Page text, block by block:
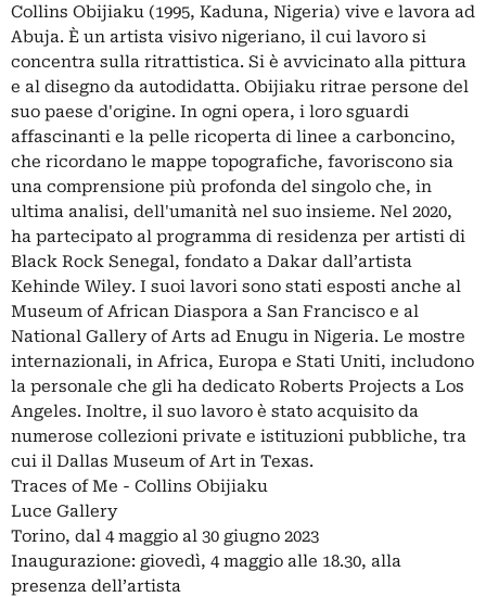
Collins Obijiaku (1995, Kaduna, Nigeria) vive e lavora ad
Abuja. È un artista visivo nigeriano, il cui lavoro si
concentra sulla ritrattistica. Si è avvicinato alla pittura
e al disegno da autodidatta. Obijiaku ritrae persone del
suo paese d'origine. In ogni opera, i loro sguardi
affascinanti e la pelle ricoperta di linee a carboncino,
che ricordano le mappe topografiche, favoriscono sia
una comprensione più profonda del singolo che, in
ultima analisi, dell'umanità nel suo insieme. Nel 2020,
ha partecipato al programma di residenza per artisti di
Black Rock Senegal, fondato a Dakar dall’artista
Kehinde Wiley. I suoi lavori sono stati esposti anche al
Museum of African Diaspora a San Francisco e al
National Gallery of Arts ad Enugu in Nigeria. Le mostre
internazionali, in Africa, Europa e Stati Uniti, includono
la personale che gli ha dedicato Roberts Projects a Los
Angeles. Inoltre, il suo lavoro è stato acquisito da
numerose collezioni private e istituzioni pubbliche, tra
cui il Dallas Museum of Art in Texas.
Traces of Me - Collins Obijiaku
Luce Gallery
Torino, dal 4 maggio al 30 giugno 2023
Inaugurazione: giovedì, 4 maggio alle 18.30, alla
presenza dell’artista